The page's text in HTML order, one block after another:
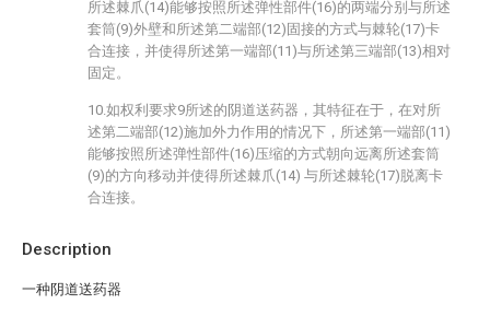
Description
一种阴道送药器
所述棘爪(14)能够按照所述弹性部件(16)的两端分别与所述
套筒(9)外壁和所述第二端部(12)固接的方式与棘轮(17)卡
合连接，并使得所述第一端部(11)与所述第三端部(13)相对
固定。
10.如权利要求9所述的阴道送药器，其特征在于，在对所
述第二端部(12)施加外力作用的情况下，所述第一端部(11)
能够按照所述弹性部件(16)压缩的方式朝向远离所述套筒
(9)的方向移动并使得所述棘爪(14) 与所述棘轮(17)脱离卡
合连接。